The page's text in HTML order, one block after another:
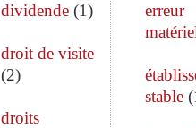
dividende(1)
droit de visite
(2)
droits
erreur
stable(